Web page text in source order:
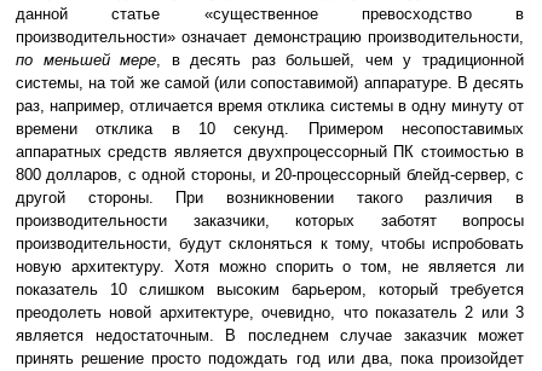
данной статье «существенное превосходство в
производительности» означает демонстрацию производительности,
по меньшей мере, в десять раз большей, чем у традиционной
системы, на той же самой (или сопоставимой) аппаратуре. В десять
раз, например, отличается время отклика системы в одну минуту от
времени отклика в 10 секунд. Примером несопоставимых
аппаратных средств является двухпроцессорный ПК стоимостью в
800 долларов, с одной стороны, и 20-процессорный блейд-сервер, с
другой стороны. При возникновении такого различия в
производительности заказчики, которых заботят вопросы
производительности, будут склоняться к тому, чтобы испробовать
новую архитектуру. Хотя можно спорить о том, не является ли
показатель 10 слишком высоким барьером, который требуется
преодолеть новой архитектуре, очевидно, что показатель 2 или 3
является недостаточным. В последнем случае заказчик может
принять решение просто подождать год или два, пока произойдет